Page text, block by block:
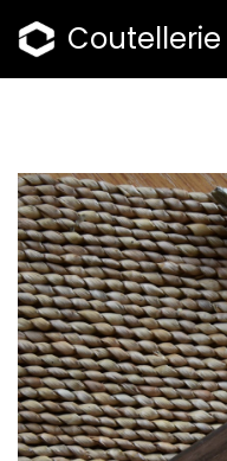
Aller